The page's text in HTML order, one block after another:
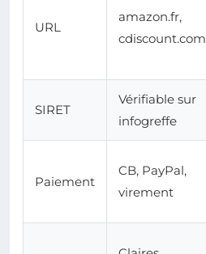
URL
amazon.fr,
cdiscount.com
SIRET
Vérifiable sur
infogreffe
Paiement
CB, PayPal,
virement